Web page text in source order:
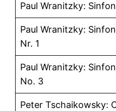
Paul Wranitzky:
Paul Wranitzky:
Nr. 1
Paul Wranitzky:
No. 3
Peter Tschaikowsky: